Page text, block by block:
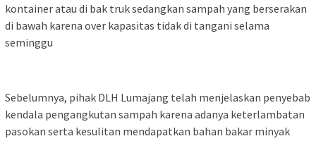
kontainer atau di bak truk sedangkan sampah yang berserakan
di bawah karena over kapasitas tidak di tangani selama
seminggu
Sebelumnya, pihak DLH Lumajang telah menjelaskan penyebab
kendala pengangkutan sampah karena adanya keterlambatan
pasokan serta kesulitan mendapatkan bahan bakar minyak